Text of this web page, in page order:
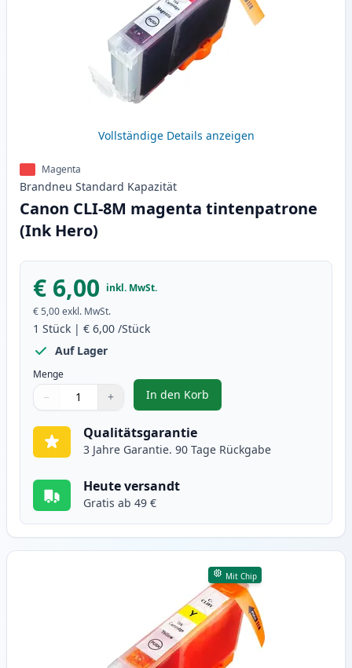
Vollständige Details anzeigen
Magenta
Brandneu Standard Kapazität
Canon CLI-8M magenta tintenpatrone
(Ink Hero)
€ 6,00 inkl. MwSt.
€ 5,00exkl. MwSt.
1 Stück | € 6,00 /Stück
Auf Lager
Menge
Verwenden Sie die Tasten, um anzupassen
− +
1
In den Korb
, Canon CLI-8M magenta
Qualitätsgarantie
3 Jahre Garantie. 90 Tage Rückgabe
Heute versandt
Gratis ab 49 €
Mit Chip